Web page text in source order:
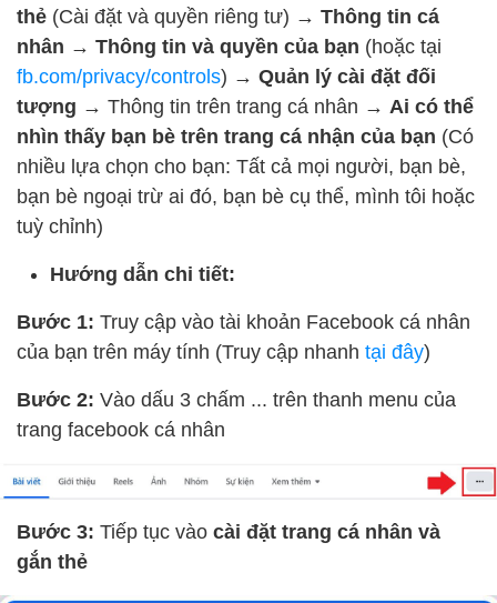
thẻ (Cài đặt và quyền riêng tư) → Thông tin cá
nhân → Thông tin và quyền của bạn (hoặc tại
fb.com/privacy/controls) → Quản lý cài đặt đối
tượng → Thông tin trên trang cá nhân → Ai có thể
nhìn thấy bạn bè trên trang cá nhận của bạn (Có
nhiều lựa chọn cho bạn: Tất cả mọi người, bạn bè,
bạn bè ngoại trừ ai đó, bạn bè cụ thể, mình tôi hoặc
tuỳ chỉnh)
Hướng dẫn chi tiết:
Bước 1: Truy cập vào tài khoản Facebook cá nhân
của bạn trên máy tính (Truy cập nhanh tại đây)
Bước 2: Vào dấu 3 chấm ... trên thanh menu của
trang facebook cá nhân
Bước 3: Tiếp tục vào cài đặt trang cá nhân và
gắn thẻ